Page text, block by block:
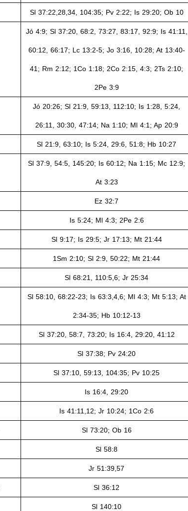
Sl 37:22,28,34, 104:35; Pv 2:22; Is 29:20; Ob 10
Jó 4:9; Sl 37:20, 68:2, 73:27, 83:17, 92:9; Is 41:11,
60:12, 66:17; Lc 13:2-5; Jo 3:16, 10:28; At 13:40-
41; Rm 2:12; 1Co 1:18; 2Co 2:15, 4:3; 2Ts 2:10;
2Pe 3:9
Jó 20:26; Sl 21:9, 59:13, 112:10; Is 1:28, 5:24,
26:11, 30:30, 47:14; Na 1:10; Ml 4:1; Ap 20:9
Sl 21:9, 63:10; Is 5:24, 29:6, 51:8; Hb 10:27
Sl 37:9, 54:5, 145:20; Is 60:12; Na 1:15; Mc 12:9;
At 3:23
Ez 32:7
Is 5:24; Ml 4:3; 2Pe 2:6
Sl 9:17; Is 29:5; Jr 17:13; Mt 21:44
1Sm 2:10; Sl 2:9, 50:22; Mt 21:44
Sl 68:21, 110:5,6; Jr 25:34
Sl 58:10, 68:22-23; Is 63:3,4,6; Ml 4:3; Mt 5:13; At
2:34-35; Hb 10:12-13
Sl 37:20, 58:7, 73:20; Is 16:4, 29:20, 41:12
Sl 37:38; Pv 24:20
Sl 37:10, 59:13, 104:35; Pv 10:25
Is 16:4, 29:20
Is 41:11,12; Jr 10:24; 1Co 2:6
Sl 73:20; Ob 16
Sl 58:8
Jr 51:39,57
Sl 36:12
Sl 140:10